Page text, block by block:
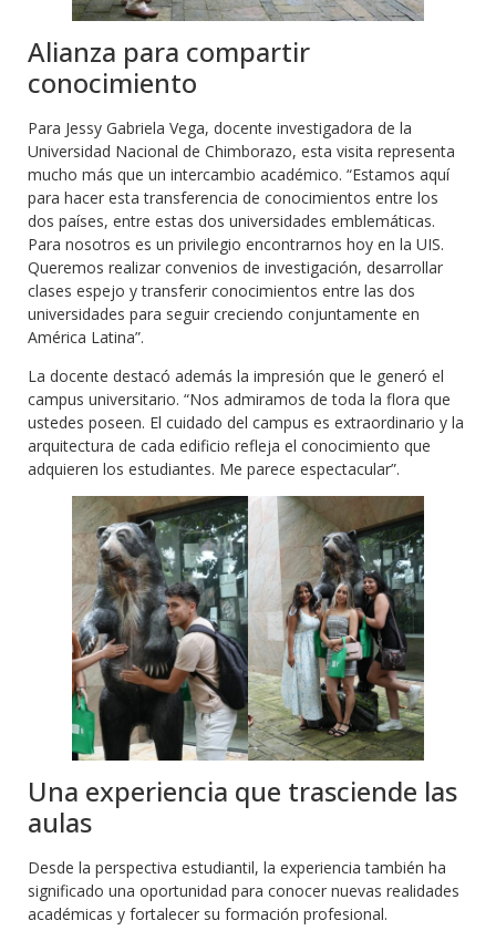
Alianza para compartir
conocimiento
Para Jessy Gabriela Vega, docente investigadora de la
Universidad Nacional de Chimborazo, esta visita representa
mucho más que un intercambio académico. “Estamos aquí
para hacer esta transferencia de conocimientos entre los
dos países, entre estas dos universidades emblemáticas.
Para nosotros es un privilegio encontrarnos hoy en la UIS.
Queremos realizar convenios de investigación, desarrollar
clases espejo y transferir conocimientos entre las dos
universidades para seguir creciendo conjuntamente en
América Latina”.
La docente destacó además la impresión que le generó el
campus universitario. “Nos admiramos de toda la flora que
ustedes poseen. El cuidado del campus es extraordinario y la
arquitectura de cada edificio refleja el conocimiento que
adquieren los estudiantes. Me parece espectacular”.
Una experiencia que trasciende las
aulas
Desde la perspectiva estudiantil, la experiencia también ha
significado una oportunidad para conocer nuevas realidades
académicas y fortalecer su formación profesional.